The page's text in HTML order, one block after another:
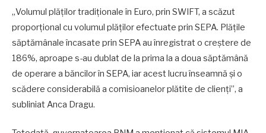
„Volumul plăților tradiționale în Euro, prin SWIFT, a scăzut
proporțional cu volumul plăților efectuate prin SEPA. Plățile
săptămânale încasate prin SEPA au înregistrat o creștere de
186%, aproape s-au dublat de la prima la a doua săptămână
de operare a băncilor în SEPA, iar acest lucru înseamnă și o
scădere considerabilă a comisioanelor plătite de clienți”, a
subliniat Anca Dragu.